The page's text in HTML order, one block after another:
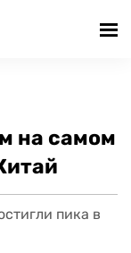
на самом
пика в